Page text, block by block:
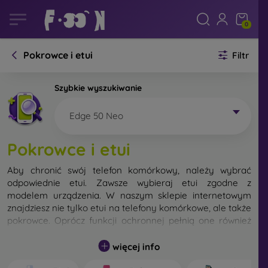
0
Pokrowce i etui Filtr
Szybkie wyszukiwanie
Edge 50 Neo
Pokrowce i etui
Aby chronić swój telefon komórkowy, należy wybrać
odpowiednie etui. Zawsze wybieraj etui zgodne z
modelem urządzenia. W naszym sklepie internetowym
znajdziesz nie tylko etui na telefony komórkowe, ale także
pokrowce. Oprócz funkcji ochronnej pełnią one również
Pokrowiec na telefon komórkowy możemy również
więcej info